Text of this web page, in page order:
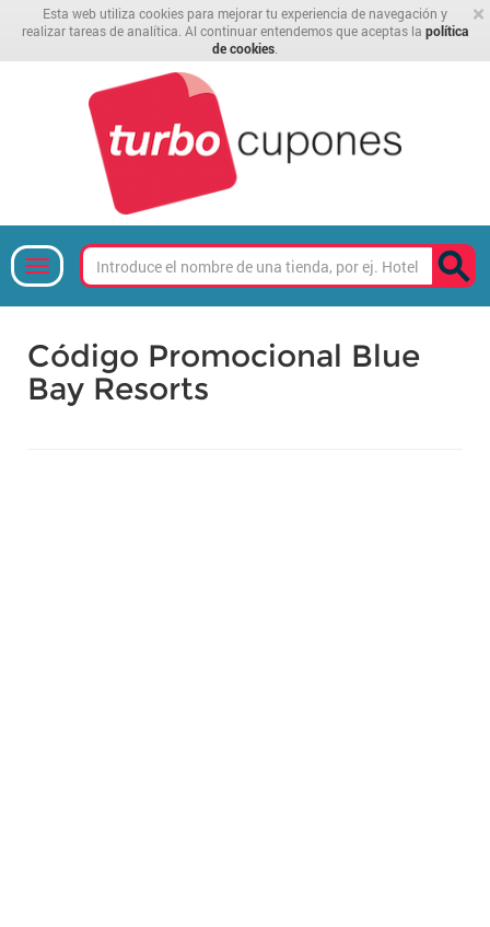
×
Esta web utiliza cookies para mejorar tu experiencia de navegación y
realizar tareas de analítica. Al continuar entendemos que aceptas la política
de cookies
Código Promocional Blue
Bay Resorts